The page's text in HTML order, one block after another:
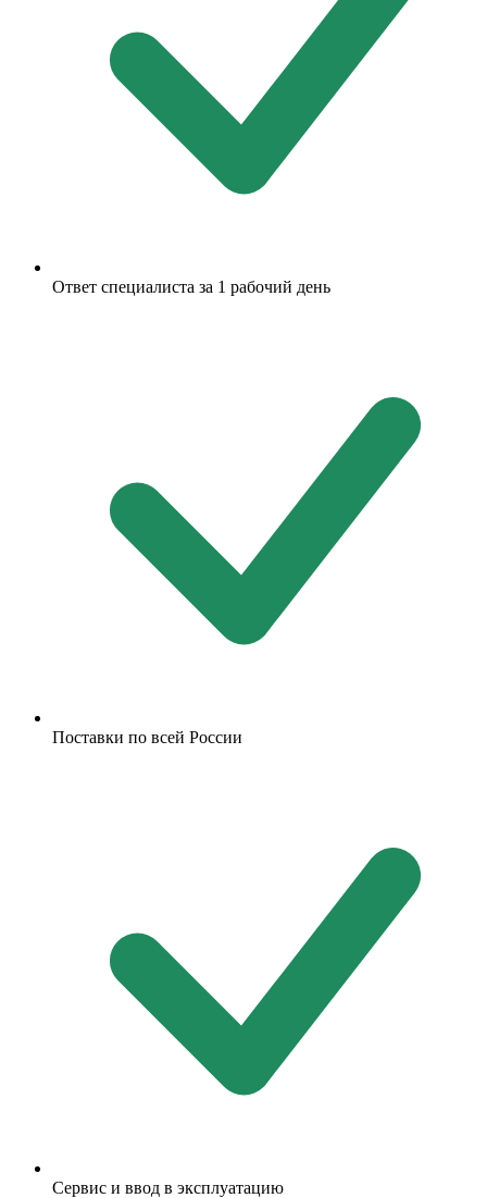
Ответ специалиста за 1 рабочий день
Поставки по всей России
Сервис и ввод в эксплуатацию